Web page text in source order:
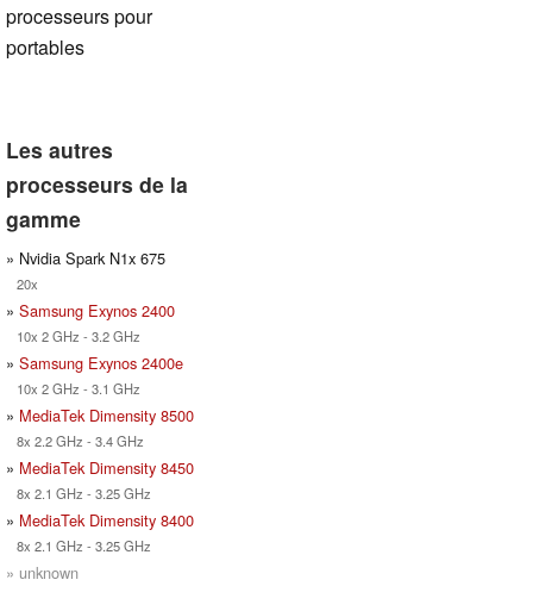
processeurs pour
portables
Les autres
processeurs de la
gamme
» Nvidia Spark N1x 675
20x
» Samsung Exynos 2400
10x 2 GHz - 3.2 GHz
» Samsung Exynos 2400e
10x 2 GHz - 3.1 GHz
» MediaTek Dimensity 8500
8x 2.2 GHz - 3.4 GHz
» MediaTek Dimensity 8450
8x 2.1 GHz - 3.25 GHz
» MediaTek Dimensity 8400
8x 2.1 GHz - 3.25 GHz
» unknown